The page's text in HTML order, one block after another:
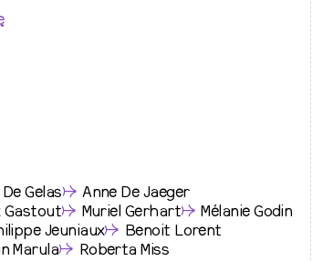
Gelas↛ Anne De Jaeger
Gastout↛ Muriel Gerhart↛ Mélanie Godin
Jeuniaux↛ Benoit Lorent
Marula↛ Roberta Miss